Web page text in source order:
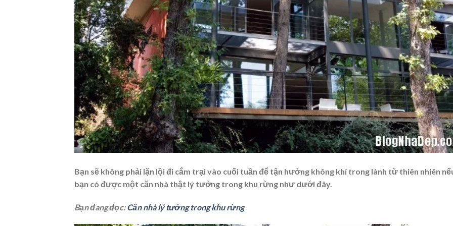
Bạn sẽ không phải lặn lội đi cắm trại vào cuối tuần để tận hưởng không khí trong lành từ thiên nhiên
bạn có được một căn nhà thật lý tưởng trong khu rừng như dưới đây.
Bạn đang đọc:Căn nhà lý tưởng trong khu rừng